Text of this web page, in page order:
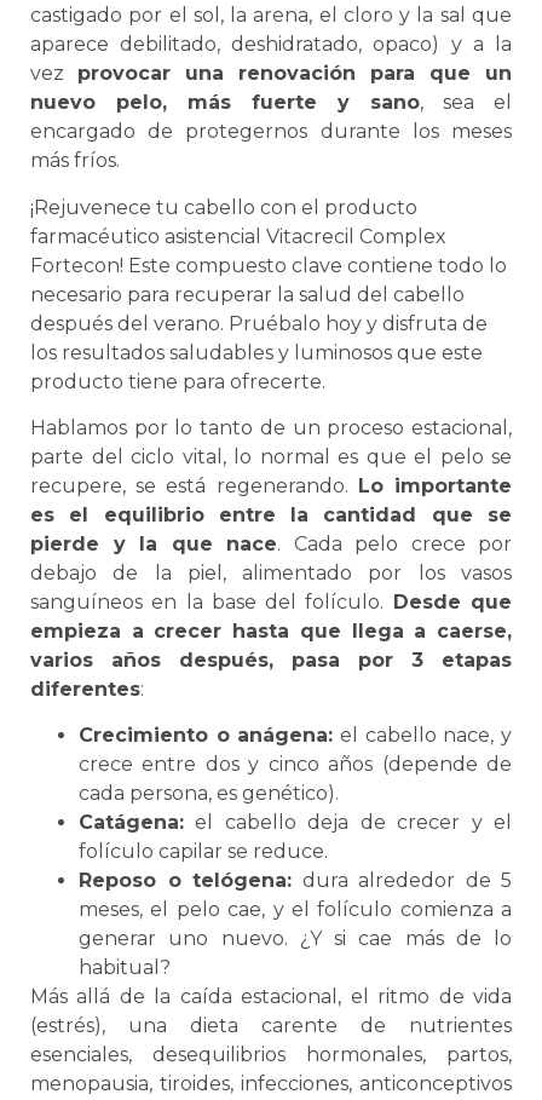
castigado por el sol, la arena, el cloro y la sal que
aparece debilitado, deshidratado, opaco) y a la
vez provocar una renovación para que un
nuevo pelo, más fuerte y sano, sea el
encargado de protegernos durante los meses
más fríos.
¡Rejuvenece tu cabello con el producto
farmacéutico asistencial Vitacrecil Complex
Fortecon! Este compuesto cl ave contiene todo lo
necesario para recuperar la sal ud del cabello
después del verano. Pruébal o hoy y disfruta de
los resultados sal udables y luminosos que este
producto tiene para ofrecerte.
Hablamos por lo tanto de un proceso estacional,
parte del ciclo vital, lo normal es que el pelo se
recupere, se está regenerando. Lo importante
es el equilibrio entre la cantidad que se
pierde y la que nace. Cada pelo crece por
debajo de la piel, alimentado por los vasos
sanguíneos en la base del folículo. Desde que
empieza a crecer hasta que llega a caerse,
varios años después, pasa por 3 etapas
diferentes:
Crecimiento o anágena: el cabello nace, y
crece entre dos y cinco años (depende de
cada persona, es genético).
Catágena: el cabello deja de crecer y el
folículo capilar se reduce.
Reposo o telógena: dura alrededor de 5
meses, el pelo cae, y el folículo comienza a
generar uno nuevo. ¿Y si cae más de lo
habitual?
Más allá de la caída estacional, el ritmo de vida
(estrés), una dieta carente de nutrientes
esenciales, desequilibrios hormonales, partos,
menopausia, tiroides, infecciones, anticonceptivos